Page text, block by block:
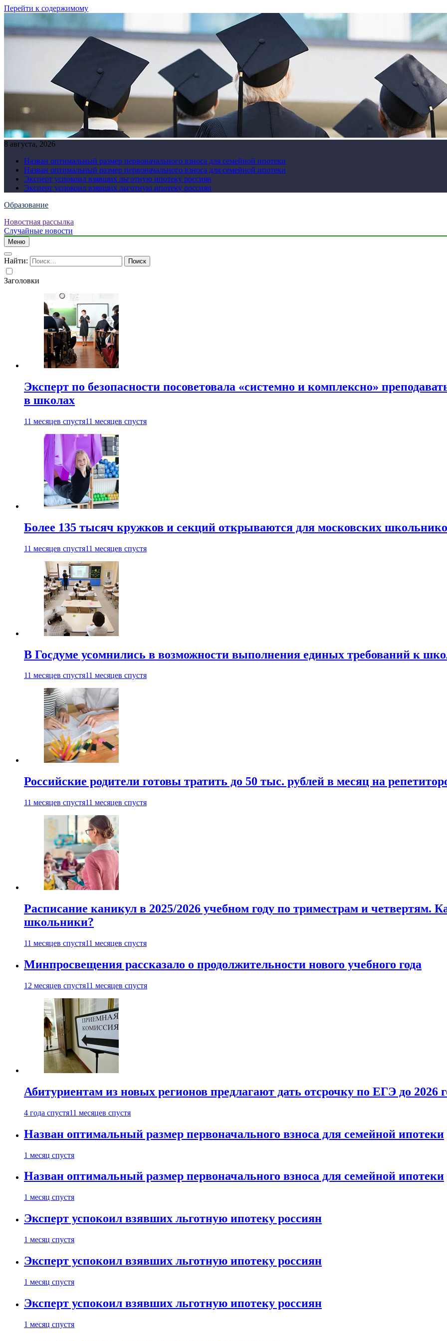
Перейти к содержимому
8 августа, 2026
Назван оптимальный размер первоначального взноса для семейной ипотеки
Назван оптимальный размер первоначального взноса для семейной ипотеки
Эксперт успокоил взявших льготную ипотеку россиян
Эксперт успокоил взявших льготную ипотеку россиян
Образование
Новостная рассылка
Случайные новости
Меню
Найти:
Заголовки
Эксперт по безопасности посоветовала «системно и комплексно»
в школах
11 месяцев спустя11 месяцев спустя
Более 135 тысяч кружков и секций открываются для московских
11 месяцев спустя11 месяцев спустя
В Госдуме усомнились в возможности выполнения единых требований к
11 месяцев спустя11 месяцев спустя
Российские родители готовы тратить до 50 тыс. рублей в месяц на
11 месяцев спустя11 месяцев спустя
Расписание каникул в 2025/2026 учебном году по триместрам и четвертям.
школьники?
11 месяцев спустя11 месяцев спустя
Минпросвещения рассказало о продолжительности нового учебного года
12 месяцев спустя11 месяцев спустя
Абитуриентам из новых регионов предлагают дать отсрочку по ЕГЭ до 2026
4 года спустя11 месяцев спустя
Назван оптимальный размер первоначального взноса для семейной ипотеки
1 месяц спустя
Назван оптимальный размер первоначального взноса для семейной ипотеки
1 месяц спустя
Эксперт успокоил взявших льготную ипотеку россиян
1 месяц спустя
Эксперт успокоил взявших льготную ипотеку россиян
1 месяц спустя
Эксперт успокоил взявших льготную ипотеку россиян
1 месяц спустя